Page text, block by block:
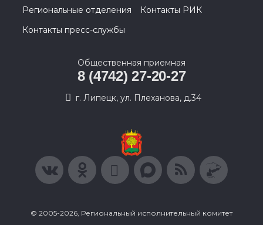
Региональные отделения
Контакты РИК
Контакты пресс-службы
Общественная приемная
8 (4742) 27-20-27
г. Липецк, ул. Плеханова, д.34
© 2005-2026, Региональный исполнительный комитет